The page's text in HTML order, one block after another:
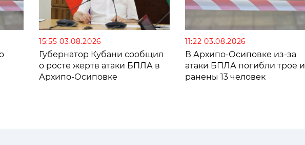
15:55 03.08.2026
Губернатор Кубани сообщил
о росте жертв атаки БПЛА в
Архипо-Осиповке
11:22 03.08.2026
В Архипо-Осиповке из-за
атаки БПЛА погибли трое и
ранены 13 человек